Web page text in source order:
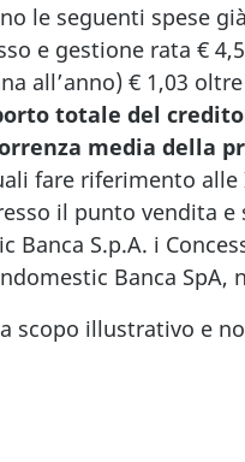
le seguenti spese
e gestione rata €
all’anno) € 1,03
totale del credito:
media della
fare riferimento
il punto vendita e
Banca S.p.A. i
Banca SpA,
scopo illustrativo e